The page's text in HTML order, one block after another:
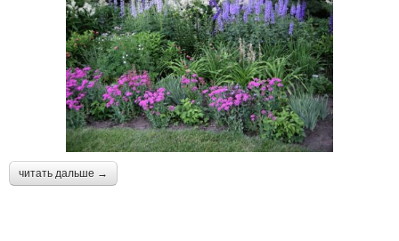
читать дальше →